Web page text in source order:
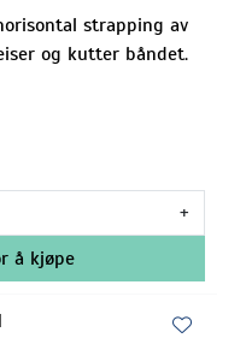
strapping av
og kutter båndet.
+
å kjøpe